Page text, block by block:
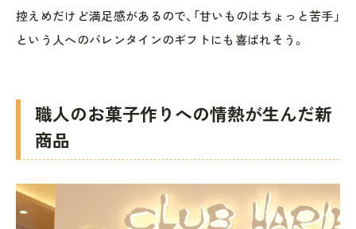
控えめだけど満足感があるので、「甘いものはちょっと苦手」
という人へのバレンタインのギフトにも喜ばれそう。
職人のお菓子作りへの情熱が生んだ新
商品